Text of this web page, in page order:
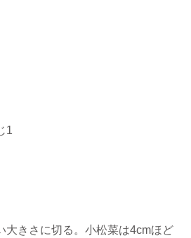
1
きさに切る。小松菜は4cmほど